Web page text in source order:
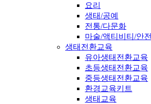
요리
생태/공예
전통/다문화
마술/액티비티/안전
생태전환교육
유아생태전환교육
초등생태전환교육
중등생태전환교육
환경교육키트
생태교육